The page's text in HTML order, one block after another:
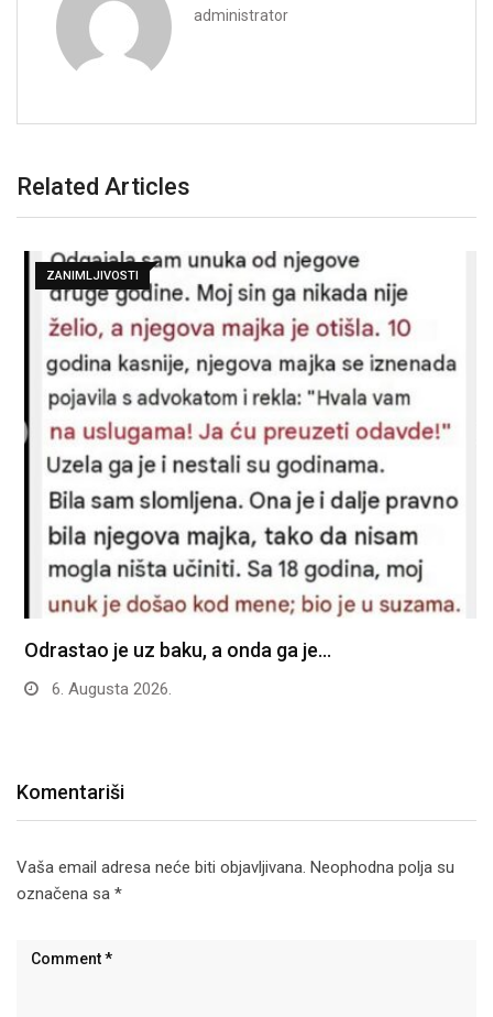
administrator
Related Articles
ZANIMLJIVOSTI
Odrastao je uz baku, a onda ga je…
6. Augusta 2026.
Komentariši
Vaša email adresa neće biti objavljivana. Neophodna polja su
označena sa *